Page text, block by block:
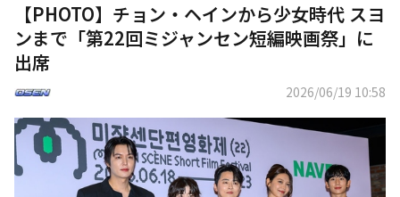
【PHOTO】チョン・ヘインから少女時代 スヨ
ンまで「第22回ミジャンセン短編映画祭」に
出席
2026/06/19 10:58